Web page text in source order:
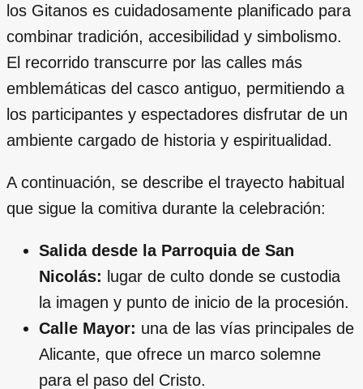
los Gitanos es cuidadosamente planificado para
combinar tradición, accesibilidad y simbolismo.
El recorrido transcurre por las calles más
emblemáticas del casco antiguo, permitiendo a
los participantes y espectadores disfrutar de un
ambiente cargado de historia y espiritualidad.
A continuación, se describe el trayecto habitual
que sigue la comitiva durante la celebración:
Salida desde la Parroquia de San
Nicolás: lugar de culto donde se custodia
la imagen y punto de inicio de la procesión.
Calle Mayor: una de las vías principales de
Alicante, que ofrece un marco solemne
para el paso del Cristo.